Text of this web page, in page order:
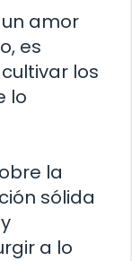
amor
es
los
lo
la
sólida
a lo